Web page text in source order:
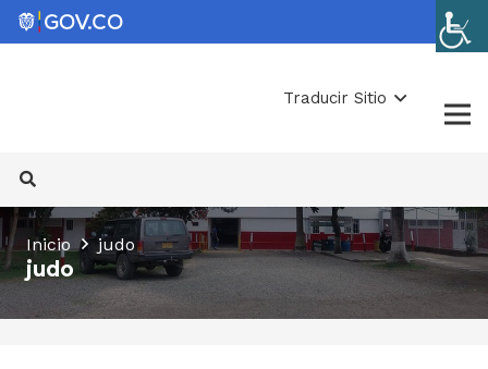
Traducir Sitio
Inicio judo
judo